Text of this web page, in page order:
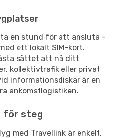
ta en stund för att ansluta –
ett lokalt SIM-kort.
sättet att nå ditt
kollektivtrafik eller privat
informationsdiskar är en
ankomstlogistiken.
för steg
med Travellink är enkelt.